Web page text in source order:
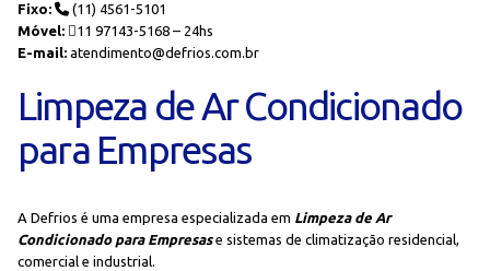
Fixo:
(11) 4561-5101
Móvel:
11 97143-5168 – 24hs
E-mail: atendimento@defrios.com.br
Limpeza de Ar Condicionado
para Empresas
A Defrios é uma empresa especializada em Limpeza de Ar
Condicionado para Empresase sistemas de climatização residencial,
comercial e industrial.